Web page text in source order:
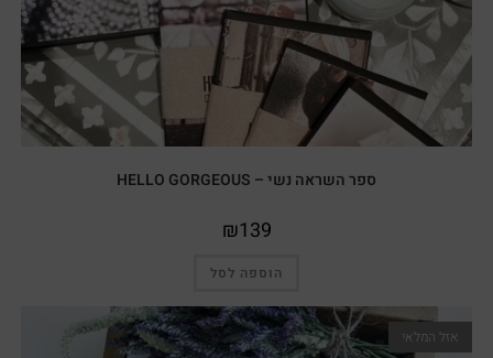
ספר השראה נשי – HELLO GORGEOUS
₪139
הוספה לסל
אזל המלאי